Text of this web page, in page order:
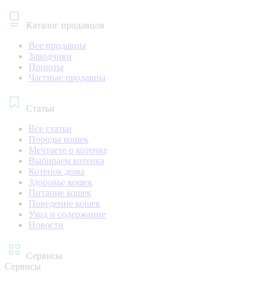
Каталог продавцов
Все продавцы
Заводчики
Приюты
Частные продавцы
Статьи
Все статьи
Породы кошек
Мечтаете о котенке
Выбираем котенка
Котенок дома
Здоровье кошек
Питание кошек
Поведение кошек
Уход и содержание
Новости
Сервисы
Сервисы